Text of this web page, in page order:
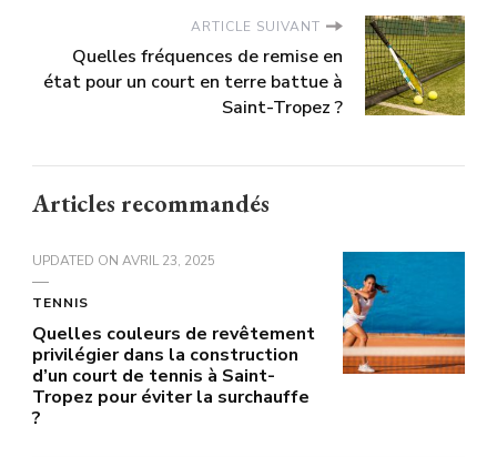
ARTICLE SUIVANT
Quelles fréquences de remise en
état pour un court en terre battue à
Saint-Tropez ?
Articles recommandés
UPDATED ON AVRIL 23, 2025
TENNIS
Quelles couleurs de revêtement
privilégier dans la construction
d’un court de tennis à Saint-
Tropez pour éviter la surchauffe
?